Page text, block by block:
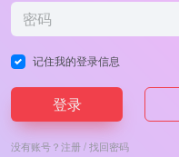
记住我的登录信息
登录
没有账号？注册/找回密码